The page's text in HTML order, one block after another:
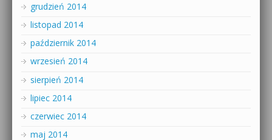
grudzień 2014
listopad 2014
październik 2014
wrzesień 2014
sierpień 2014
lipiec 2014
czerwiec 2014
maj 2014